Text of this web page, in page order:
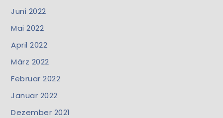
Juni 2022
Mai 2022
April 2022
März 2022
Februar 2022
Januar 2022
Dezember 2021